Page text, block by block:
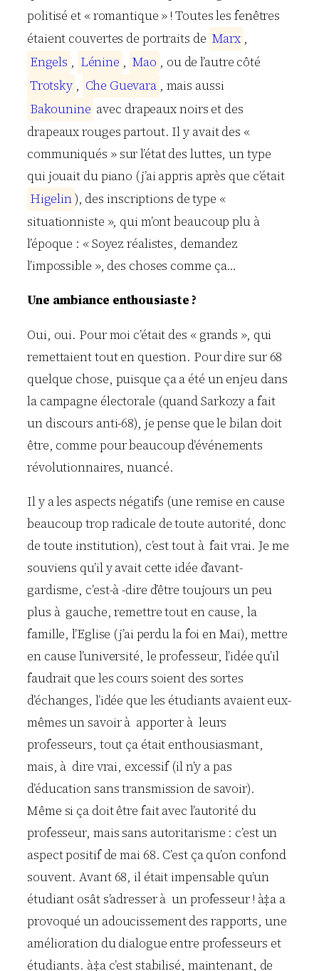
politisé et « romantique » ! Toutes les fenêtres
étaient couvertes de portraits de Marx ,
Engels , Lénine , Mao , ou de l’autre côté
Trotsky , Che Guevara , mais aussi
Bakounine avec drapeaux noirs et des
drapeaux rouges partout. Il y avait des «
communiqués » sur l’état des luttes, un type
qui jouait du piano (j’ai appris après que c’était
Higelin), des inscriptions de type «
situationniste », qui m’ont beaucoup plu à
l’époque : « Soyez réalistes, demandez
l’impossible », des choses comme ça…
Une ambiance enthousiaste ?
Oui, oui. Pour moi c’était des « grands », qui
remettaient tout en question. Pour dire sur 68
quelque chose, puisque ça a été un enjeu dans
la campagne électorale (quand Sarkozy a fait
un discours anti-68), je pense que le bilan doit
être, comme pour beaucoup d’événements
révolutionnaires, nuancé.
Il y a les aspects négatifs (une remise en cause
beaucoup trop radicale de toute autorité, donc
de toute institution), c’est tout à fait vrai. Je me
souviens qu’il y avait cette idée d’avant-
gardisme, c’est-à -dire d’être toujours un peu
plus à gauche, remettre tout en cause, la
famille, l’Eglise (j’ai perdu la foi en Mai), mettre
en cause l’université, le professeur, l’idée qu’il
faudrait que les cours soient des sortes
d’échanges, l’idée que les étudiants avaient eux-
mêmes un savoir à apporter à leurs
professeurs, tout ça était enthousiasmant,
mais, à dire vrai, excessif (il n’y a pas
d’éducation sans transmission de savoir).
Même si ça doit être fait avec l’autorité du
professeur, mais sans autoritarisme : c’est un
aspect positif de mai 68. C’est ça qu’on confond
souvent. Avant 68, il était impensable qu’un
étudiant osât s’adresser à un professeur ! à‡a a
provoqué un adoucissement des rapports, une
amélioration du dialogue entre professeurs et
étudiants. à‡a c’est stabilisé, maintenant, de